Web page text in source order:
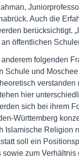
Auch die
berücksichtigt.
öffentlichen
folgenden
Schule und
hier
sich bei ihrem
Württemberg
Islamische Religion
soll ein
zum